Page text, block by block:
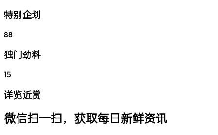
特别企划
88
独门劲料
15
详览近赏
微信扫一扫，获取每日新鲜资讯